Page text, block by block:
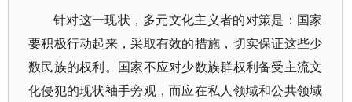
针对这一现状，多元文化主义者的对策是：国家
要积极行动起来，采取有效的措施，切实保证这些少
数民族的权利。国家不应对少数族群权利备受主流文
化侵犯的现状袖手旁观，而应在私人领域和公共领域